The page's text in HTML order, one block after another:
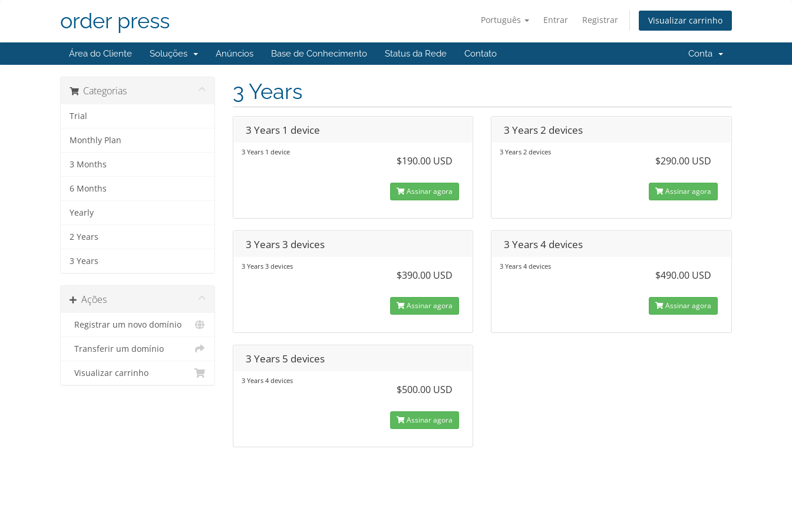
Português Entrar Registrar Visualizar carrinho
order press
Área do Cliente Soluções Anúncios Base de Conhecimento Status da Rede Contato Conta
Categorias
Trial
Monthly Plan
3 Months
6 Months
Yearly
2 Years
3 Years
Ações
Registrar um novo domínio
Transferir um domínio
Visualizar carrinho
3 Years
3 Years 1 device
3 Years 1 device
$190.00 USD
Assinar agora
3 Years 2 devices
3 Years 2 devices
$290.00 USD
Assinar agora
3 Years 3 devices
3 Years 3 devices
$390.00 USD
Assinar agora
3 Years 4 devices
3 Years 4 devices
$490.00 USD
Assinar agora
3 Years 5 devices
3 Years 4 devices
$500.00 USD
Assinar agora